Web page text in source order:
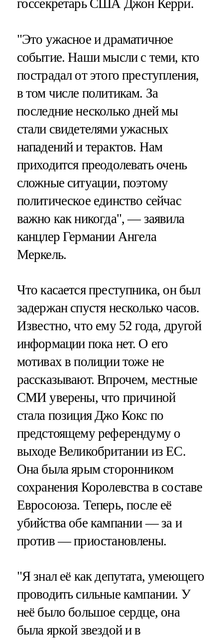
госсекретарь США Джон Керри.
"Это ужасное и драматичное
событие. Наши мысли с теми, кто
пострадал от этого преступления,
в том числе политикам. За
последние несколько дней мы
стали свидетелями ужасных
нападений и терактов. Нам
приходится преодолевать очень
сложные ситуации, поэтому
политическое единство сейчас
важно как никогда", — заявила
канцлер Германии Ангела
Меркель.
Что касается преступника, он был
задержан спустя несколько часов.
Известно, что ему 52 года, другой
информации пока нет. О его
мотивах в полиции тоже не
рассказывают. Впрочем, местные
СМИ уверены, что причиной
стала позиция Джо Кокс по
предстоящему референдуму о
выходе Великобритании из ЕС.
Она была ярым сторонником
сохранения Королевства в составе
Евросоюза. Теперь, после её
убийства обе кампании — за и
против — приостановлены.
"Я знал её как депутата, умеющего
проводить сильные кампании. У
неё было большое сердце, она
была яркой звездой и в